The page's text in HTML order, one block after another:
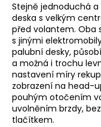
Stejně jednoduchá
deska s velkým
před volantem. Oba
s jinými
palubní desky,
a možná i trochu
nastavení míry
zobrazení na head-
pouhým otočením
uvolněním brzdy,
tlačítkem.